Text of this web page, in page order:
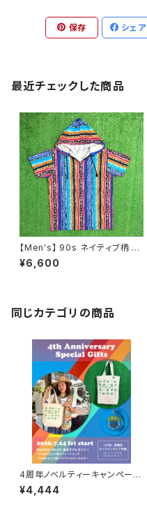
保存 シェア
最近チェックした商品
【Men's】 90s ネイティブ柄 フ
ード付き Tシャツ / アメリカ製
USA製 90年代 古着 パーカー
¥6,600
同じカテゴリの商品
4周年ノベルティーキャンペーン
開催中！
¥4,444